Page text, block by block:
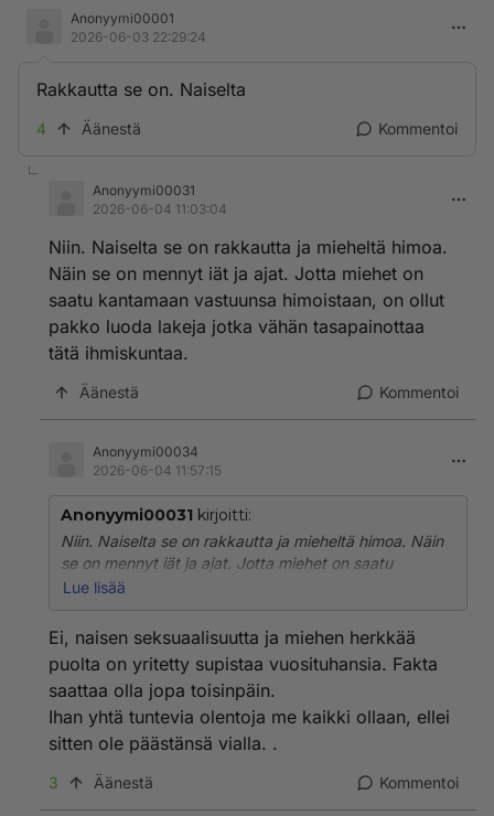
Anonyymi00001
2026-06-03 22:29:24
Rakkautta se on. Naiselta
4 Äänestä Kommentoi
Anonyymi00031
2026-06-04 11:03:04
Niin. Naiselta se on rakkautta ja mieheltä himoa.
Näin se on mennyt iät ja ajat. Jotta miehet on
saatu kantamaan vastuunsa himoistaan, on ollut
pakko luoda lakeja jotka vähän tasapainottaa
tätä ihmiskuntaa.
Äänestä Kommentoi
Anonyymi00034
2026-06-04 11:57:15
Anonyymi00031 kirjoitti:
Niin. Naiselta se on rakkautta ja mieheltä himoa. Näin
se on mennyt iät ja ajat. Jotta miehet on saatu
kantamaan vastuunsa himoistaan, on ollut pakko luoda
Lue lisää
Ei, naisen seksuaalisuutta ja miehen herkkää
puolta on yritetty supistaa vuosituhansia. Fakta
saattaa olla jopa toisinpäin.
Ihan yhtä tuntevia olentoja me kaikki ollaan, ellei
sitten ole päästänsä vialla. .
3 Äänestä Kommentoi